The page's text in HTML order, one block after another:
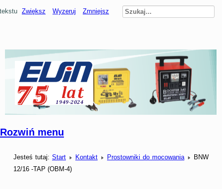
Rozwiń menu
Zwiększ Wyzeruj Zmniejsz
Jesteś tutaj: Start Kontakt Prostowniki do mocowania
BNW
12/16 -TAP (OBM-4)